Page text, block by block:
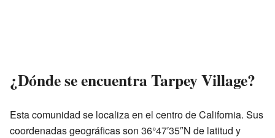
¿Dónde se encuentra Tarpey Village?
Esta comunidad se localiza en el centro de California. Sus
coordenadas geográficas son 36°47′35″N de latitud y